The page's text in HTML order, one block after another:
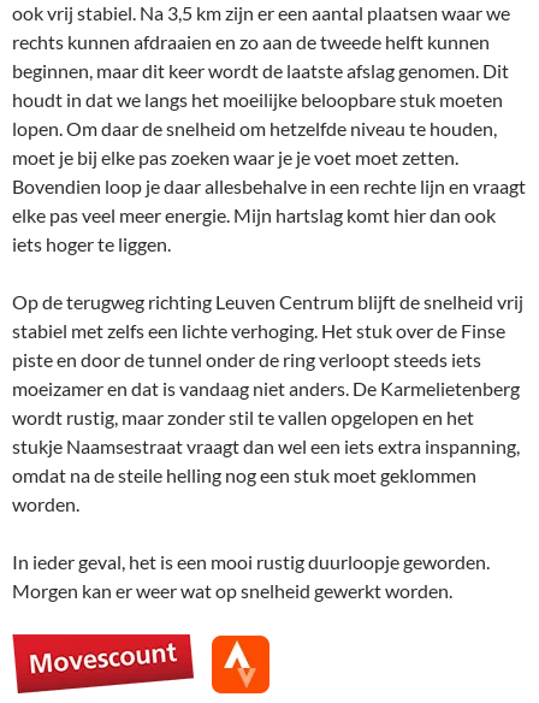
ook vrij stabiel. Na 3,5 km zijn er een aantal plaatsen waar we
rechts kunnen afdraaien en zo aan de tweede helft kunnen
beginnen, maar dit keer wordt de laatste afslag genomen. Dit
houdt in dat we langs het moeilijke beloopbare stuk moeten
lopen. Om daar de snelheid om hetzelfde niveau te houden,
moet je bij elke pas zoeken waar je je voet moet zetten.
Bovendien loop je daar allesbehalve in een rechte lijn en vraagt
elke pas veel meer energie. Mijn hartslag komt hier dan ook
iets hoger te liggen.
Op de terugweg richting Leuven Centrum blijft de snelheid vrij
stabiel met zelfs een lichte verhoging. Het stuk over de Finse
piste en door de tunnel onder de ring verloopt steeds iets
moeizamer en dat is vandaag niet anders. De Karmelietenberg
wordt rustig, maar zonder stil te vallen opgelopen en het
stukje Naamsestraat vraagt dan wel een iets extra inspanning,
omdat na de steile helling nog een stuk moet geklommen
worden.
In ieder geval, het is een mooi rustig duurloopje geworden.
Morgen kan er weer wat op snelheid gewerkt worden.